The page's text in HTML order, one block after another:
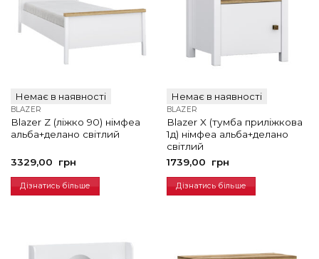
Немає в наявності
BLAZER
Blazer Z (ліжко 90) німфеа
альба+делано світлий
3329,00 грн
Дізнатись більше
Немає в наявності
BLAZER
Blazer X (тумба приліжкова
1д) німфеа альба+делано
світлий
1739,00
грн
Дізнатись більше